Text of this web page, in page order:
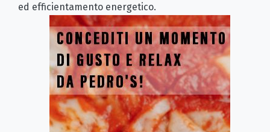
ed efficientamento energetico.